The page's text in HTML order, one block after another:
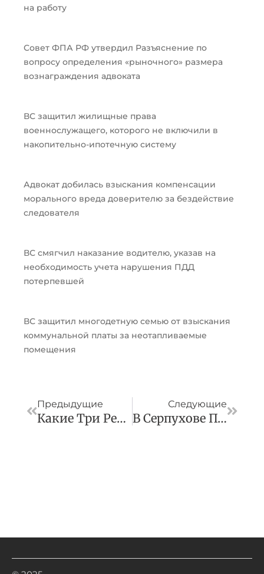
на работу
Совет ФПА РФ утвердил Разъяснение по
вопросу определения «рыночного» размера
вознаграждения адвоката
ВС защитил жилищные права
военнослужащего, которого не включили в
накопительно-ипотечную систему
Адвокат добилась взыскания компенсации
морального вреда доверителю за бездействие
следователя
ВС смягчил наказание водителю, указав на
необходимость учета нарушения ПДД
потерпевшей
ВС защитил многодетную семью от взыскания
коммунальной платы за неотапливаемые
помещения
Предыдущие
Какие Три Региона Показали Наибольший Рост Промышленного Производства
Следующие
В Серпухове Продолжаются Рейды По Выявлению Запаркованности